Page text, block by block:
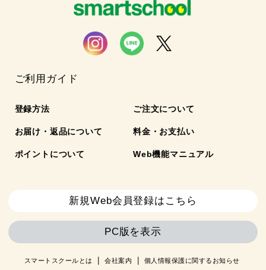
ご利用ガイド
登録方法 ご注文について
お届け・返品について 料金・お支払い
ポイントについて Web機能マニュアル
新規Web会員登録はこちら
PC版を表示
スマートスクールとは 会社案内 個人情報保護に関するお知らせ